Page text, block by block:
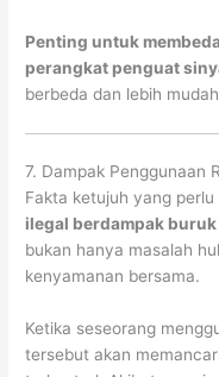
Penting untuk
perangkat penguat
berbeda dan lebih
7. Dampak Penggunaan
Fakta ketujuh yang perlu
ilegal berdampak
bukan hanya masalah
kenyamanan bersama.
Ketika seseorang
tersebut akan